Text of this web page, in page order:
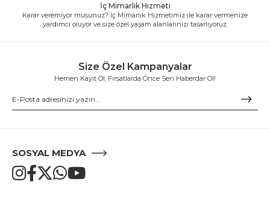
İç Mimarlık Hizmeti
Karar veremiyor musunuz? İç Mimarlık Hizmetimiz ile karar vermenize
yardımcı oluyor ve size özel yaşam alanlarınızı tasarlıyoruz.
Size Özel Kampanyalar
Hemen Kayıt Ol, Fırsatlarda Önce Sen Haberdar Ol!
SOSYAL MEDYA